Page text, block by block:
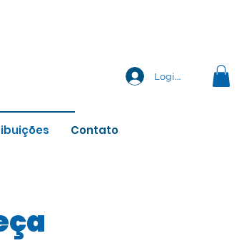
Login
Contato